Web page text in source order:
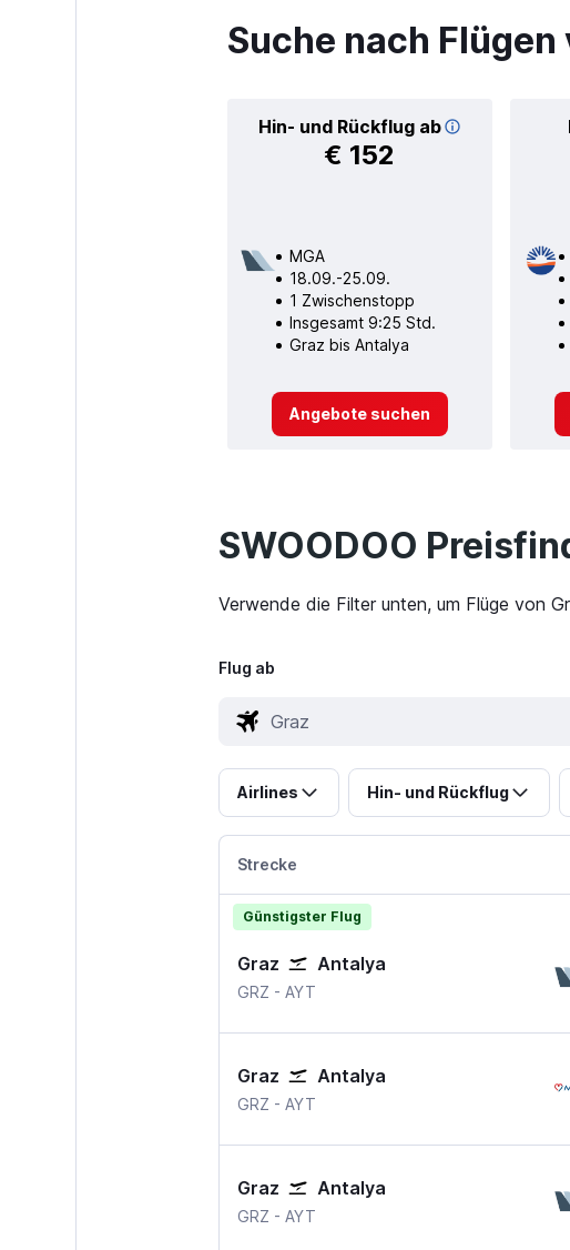
Suche nach
Hin- und Rückflug ab
€ 152
MGA
18.09.-25.09.
1 Zwischenstopp
Insgesamt 9:25 Std.
Graz bis Antalya
Angebote suchen
SWOODOO
Verwende die Filter unten, um Flüge von
Flug ab
Airlines Hin- und Rückflug
Strecke
Günstigster Flug
Graz Antalya
GRZ Graz
- AYT
Graz Antalya
GRZ Graz
- AYT
Graz Antalya
GRZ Graz
- AYT